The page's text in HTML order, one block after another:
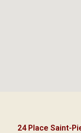
24 Place Saint-